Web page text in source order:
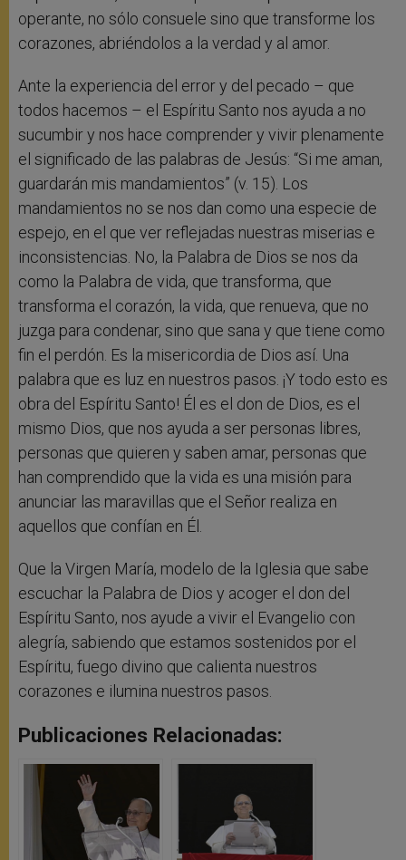
operante, no sólo consuele sino que transforme los
corazones, abriéndolos a la verdad y al amor.
Ante la experiencia del error y del pecado – que
todos hacemos – el Espíritu Santo nos ayuda a no
sucumbir y nos hace comprender y vivir plenamente
el significado de las palabras de Jesús: “Si me aman,
guardarán mis mandamientos” (v. 15). Los
mandamientos no se nos dan como una especie de
espejo, en el que ver reflejadas nuestras miserias e
inconsistencias. No, la Palabra de Dios se nos da
como la Palabra de vida, que transforma, que
transforma el corazón, la vida, que renueva, que no
juzga para condenar, sino que sana y que tiene como
fin el perdón. Es la misericordia de Dios así. Una
palabra que es luz en nuestros pasos. ¡Y todo esto es
obra del Espíritu Santo! Él es el don de Dios, es el
mismo Dios, que nos ayuda a ser personas libres,
personas que quieren y saben amar, personas que
han comprendido que la vida es una misión para
anunciar las maravillas que el Señor realiza en
aquellos que confían en Él.
Que la Virgen María, modelo de la Iglesia que sabe
escuchar la Palabra de Dios y acoger el don del
Espíritu Santo, nos ayude a vivir el Evangelio con
alegría, sabiendo que estamos sostenidos por el
Espíritu, fuego divino que calienta nuestros
corazones e ilumina nuestros pasos.
Publicaciones Relacionadas: